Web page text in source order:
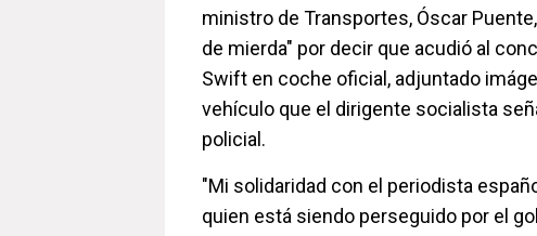
ministro de Transportes, Óscar
de mierda" por decir que acudió al
Swift en coche oficial, adjuntado
vehículo que el dirigente socialista
policial.
"Mi solidaridad con el periodista
quien está siendo perseguido por el